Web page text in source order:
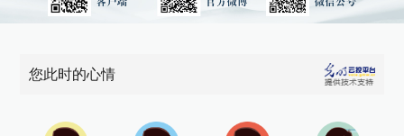
您此时的心情